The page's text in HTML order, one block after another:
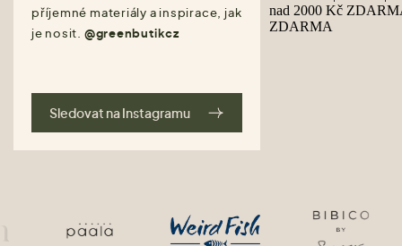
příjemné materiály a inspirace, jak
je nosit. @greenbutikcz
Sledovat na Instagramu